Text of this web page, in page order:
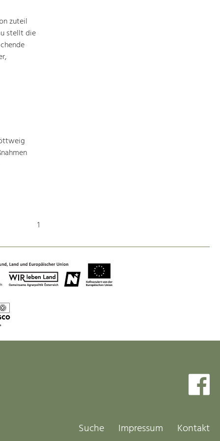
zuteil
stellt die
1
Suche Impressum Kontakt